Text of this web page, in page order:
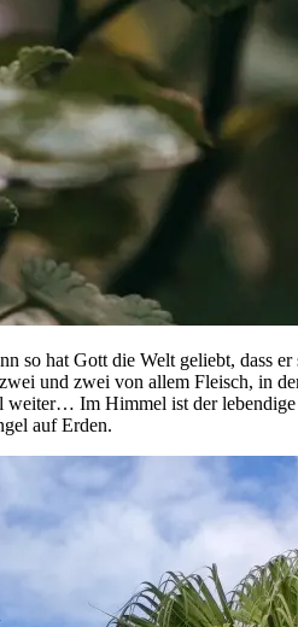
so hat Gott die Welt geliebt, dass
und zwei von allem Fleisch, in
Im Himmel ist der
auf Erden.